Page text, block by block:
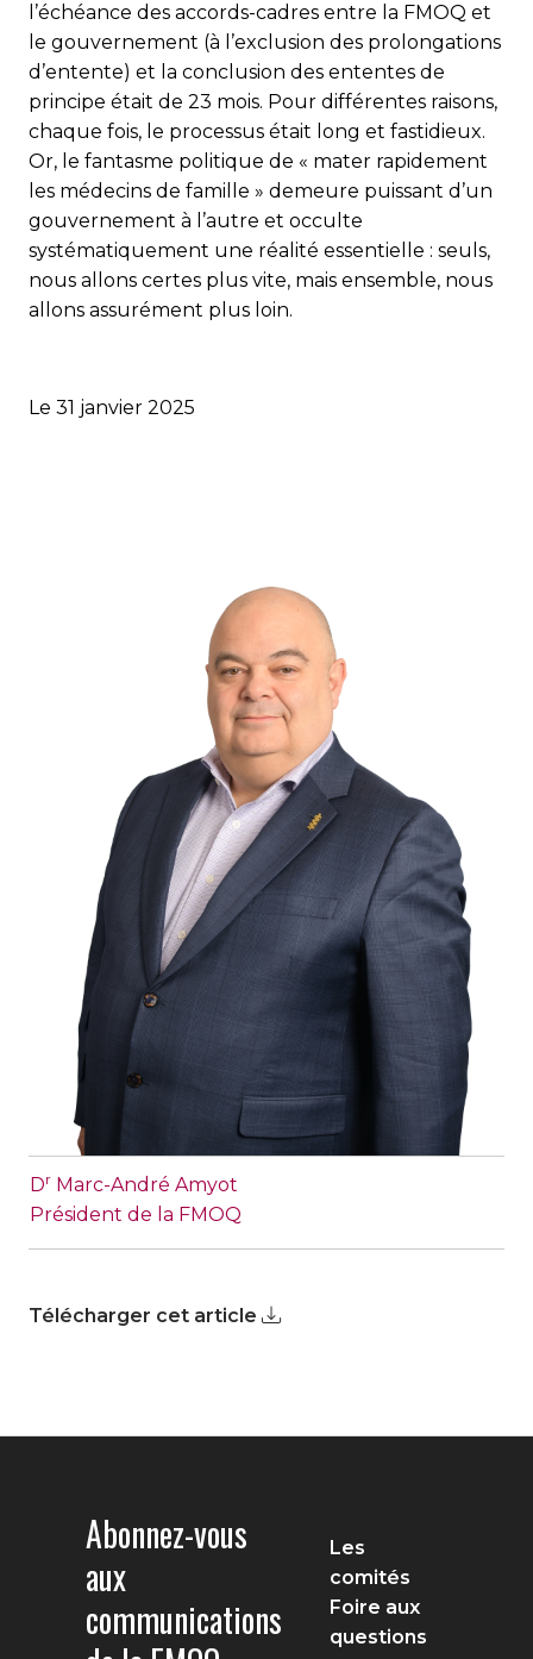
l’échéance des accords-cadres entre la FMOQ et
le gouvernement (à l’exclusion des prolongations
d’entente) et la conclusion des ententes de
principe était de 23 mois. Pour différentes raisons,
chaque fois, le processus était long et fastidieux.
Or, le fantasme politique de « mater rapidement
les médecins de famille » demeure puissant d’un
gouvernement à l’autre et occulte
systématiquement une réalité essentielle : seuls,
nous allons certes plus vite, mais ensemble, nous
allons assurément plus loin.
Le 31 janvier 2025
Dr Marc-André Amyot
Président de la FMOQ
Télécharger cet article
Abonnez-vous
aux
communications
Les
comités
Foire aux
questions